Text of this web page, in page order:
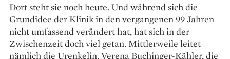
Dort steht sie noch heute. Und während sich die
Grundidee der Klinik in den vergangenen 99 Jahren
nicht umfassend verändert hat, hat sich in der
Zwischenzeit doch viel ­getan. Mittlerweile leitet
nämlich die Urenkelin, Verena Buchinger-Kähler, die